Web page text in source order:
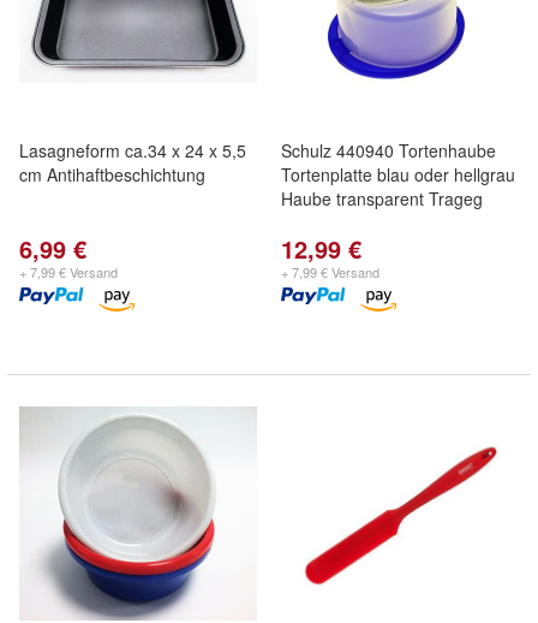
Lasagneform ca.34 x 24 x 5,5
cm Antihaftbeschichtung
6,99 €
+ 7,99 € Versand
Schulz 440940 Tortenhaube
Tortenplatte blau oder hellgrau
Haube transparent Trageg
12,99 €
+ 7,99 € Versand